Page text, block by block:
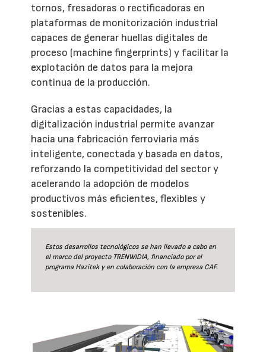
tornos, fresadoras o rectificadoras en
plataformas de monitorización industrial
capaces de generar huellas digitales de
proceso (machine fingerprints) y facilitar la
explotación de datos para la mejora
continua de la producción.
Gracias a estas capacidades, la
digitalización industrial permite avanzar
hacia una fabricación ferroviaria más
inteligente, conectada y basada en datos,
reforzando la competitividad del sector y
acelerando la adopción de modelos
productivos más eficientes, flexibles y
sostenibles.
Estos desarrollos tecnológicos se han llevado a cabo en
el marco del proyecto TRENWIDIA, financiado por el
programa Hazitek y en colaboración con la empresa CAF.